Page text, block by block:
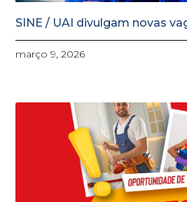
SINE / UAI divulgam novas
março 9, 2026